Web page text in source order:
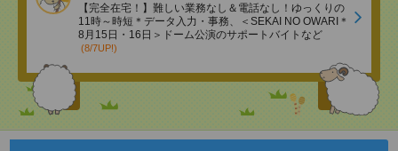
【完全在宅！】難しい業務なし＆電話なし！ゆっくりの
11時～時短＊データ入力・事務、＜SEKAI NO OWARI＊
8月15日・16日＞ドーム公演のサポートバイトなど
(8/7UP!)